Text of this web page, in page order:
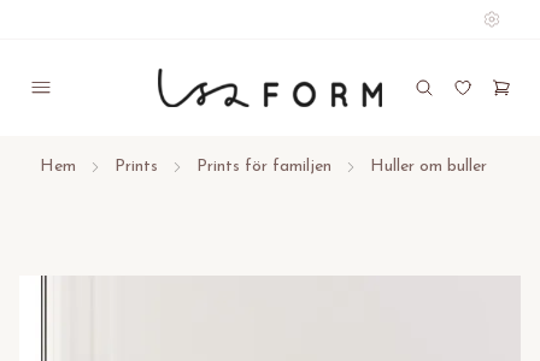
Hem Prints Prints för familjen Huller om buller